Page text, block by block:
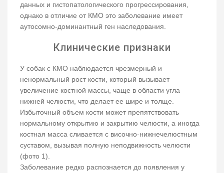
данных и гистопатологического прогрессирования,
однако в отличие от КМО это заболевание имеет
аутосомно-доминантный ген наследования.
Клинические признаки
У собак с КМО наблюдается чрезмерный и
ненормальный рост кости, который вызывает
увеличение костной массы, чаще в области угла
нижней челюсти, что делает ее шире и толще.
Избыточный объем кости может препятствовать
нормальному открытию и закрытию челюсти, а иногда
костная масса сливается с височно-нижнечелюстным
суставом, вызывая полную неподвижность челюсти
(фото 1).
Заболевание редко распознается до появления у